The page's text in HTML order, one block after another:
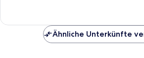
Ähnliche Unterkünfte